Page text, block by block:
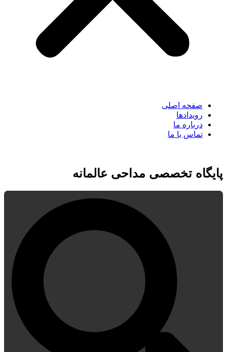
صفحه اصلی
رویدادها
درباره ما
تماس با ما
پایگاه تخصصی مداحی عالمانه